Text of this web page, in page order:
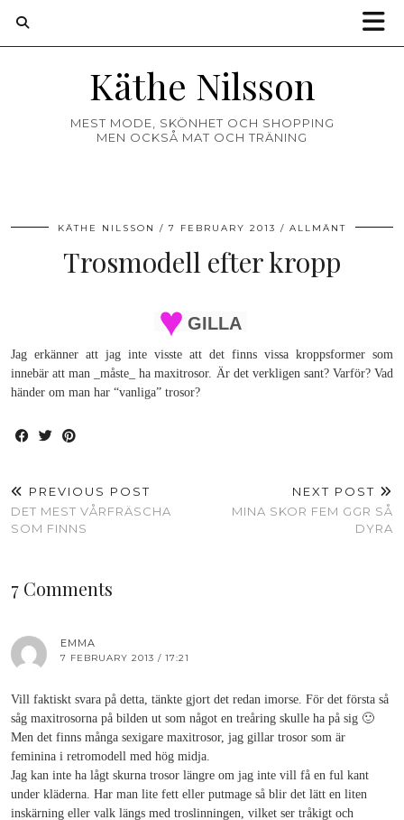
Käthe Nilsson
MEST MODE, SKÖNHET OCH SHOPPING
MEN OCKSÅ MAT OCH TRÄNING
KÄTHE NILSSON 7 FEBRUARY 2013 ALLMÄNT
Trosmodell efter kropp
GILLA
Jag erkänner att jag inte visste att det finns vissa kroppsformer som
innebär att man _måste_ ha maxitrosor. Är det verkligen sant? Varför? Vad
händer om man har “vanliga” trosor?
PREVIOUS POST
DET MEST VÅRFRÄSCHA
SOM FINNS
NEXT POST
MINA SKOR FEM GGR SÅ
DYRA
7 Comments
EMMA
7 FEBRUARY 2013 / 17:21
Vill faktiskt svara på detta, tänkte gjort det redan imorse. För det första så
såg maxitrosorna på bilden ut som något en treåring skulle ha på sig 🙂
Men det finns många sexigare maxitrosor, jag gillar trosor som är
feminina i retromodell med hög midja.
Jag kan inte ha lågt skurna trosor längre om jag inte vill få en ful kant
under kläderna. Har man lite fett eller putmage så blir det lätt en liten
inskärning eller valk längs med troslinningen, vilket ser tråkigt och